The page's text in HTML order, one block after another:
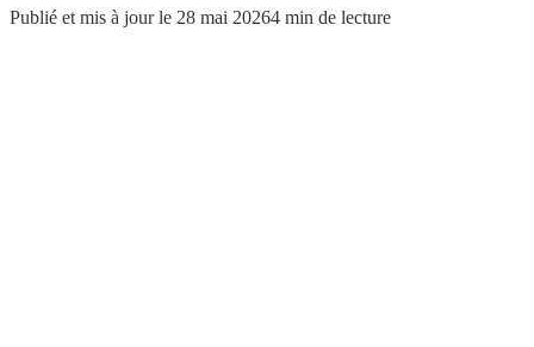
Publié et mis à jour le 28 mai 20264 min de lecture